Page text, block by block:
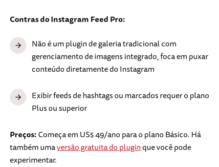
Contras do Instagram Feed Pro:
Não é um plugin de galeria tradicional com
gerenciamento de imagens integrado, foca em puxar
conteúdo diretamente do Instagram
Exibir feeds de hashtags ou marcados requer o plano
Plus ou superior
Preços:Começa em US$ 49/ano para o plano Básico. Há
também umaversão gratuita do pluginque você pode
experimentar.